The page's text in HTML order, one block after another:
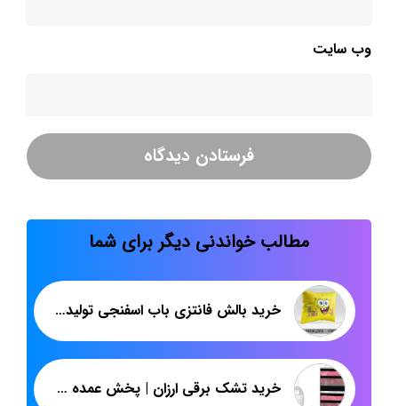
وب‌ سایت
مطالب خواندنی دیگر برای شما
خرید بالش فانتزی باب اسفنجی تولیدی پاندا
خرید تشک برقی ارزان | پخش عمده تشک بهتاب | پاندا